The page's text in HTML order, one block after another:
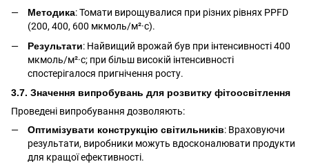
Методика: Томати вирощувалися при різних рівнях PPFD
(200, 400, 600 мкмоль/м²·с).
Результати: Найвищий врожай був при інтенсивності 400
мкмоль/м²·с; при більш високій інтенсивності
спостерігалося пригнічення росту.
3.7. Значення випробувань для розвитку фітоосвітлення
Проведені випробування дозволяють:
Оптимізувати конструкцію світильників: Враховуючи
результати, виробники можуть вдосконалювати продукти
для кращої ефективності.